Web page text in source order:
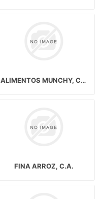
ALIMENTOS MUNCHY, C.A.
FINA ARROZ, C.A.